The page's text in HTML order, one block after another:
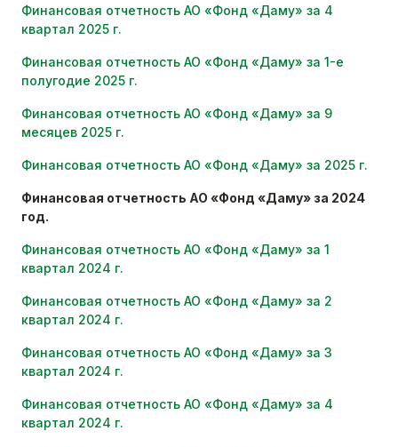
Финансовая отчетность АО «Фонд «Даму» за 4
квартал 2025 г.
Финансовая отчетность АО «Фонд «Даму» за 1-е
полугодие 2025 г.
Финансовая отчетность АО «Фонд «Даму» за 9
месяцев 2025 г.
Финансовая отчетность АО «Фонд «Даму» за 2025 г.
Финансовая отчетность АО «Фонд «Даму» за 2024
год.
Финансовая отчетность АО «Фонд «Даму» за 1
квартал 2024 г.
Финансовая отчетность АО «Фонд «Даму» за 2
квартал 2024 г.
Финансовая отчетность АО «Фонд «Даму» за 3
квартал 2024 г.
Финансовая отчетность АО «Фонд «Даму» за 4
квартал 2024 г.